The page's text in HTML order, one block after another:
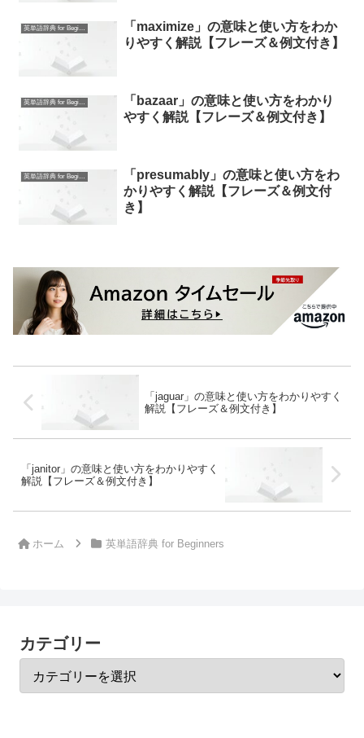
英単語辞典 for Beginners
「maximize」の意味と使い方をわか
りやすく解説【フレーズ＆例文付き】
英単語辞典 for Beginners
「bazaar」の意味と使い方をわかり
やすく解説【フレーズ＆例文付き】
英単語辞典 for Beginners
「presumably」の意味と使い方をわ
かりやすく解説【フレーズ＆例文付
き】
「jaguar」の意味と使い方をわかりやすく
解説【フレーズ＆例文付き】
「janitor」の意味と使い方をわかりやすく
解説【フレーズ＆例文付き】
ホーム 英単語辞典 for Beginners
カテゴリー